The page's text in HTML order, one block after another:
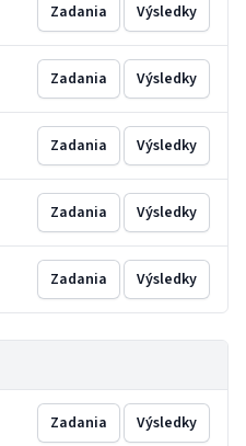
Zadania Výsledky
Zadania Výsledky
Zadania Výsledky
Zadania Výsledky
Zadania Výsledky
Zadania Výsledky